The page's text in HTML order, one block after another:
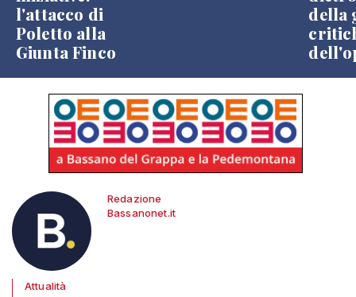
l'attacco di
Poletto alla
Giunta Finco
della
Redazione
Bassanonet.it
Attualità